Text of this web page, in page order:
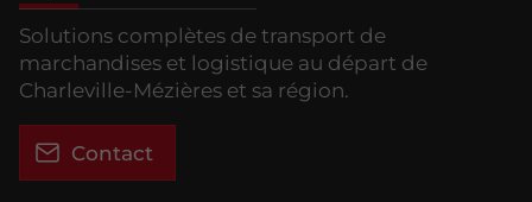
Solutions complètes de transport de
marchandises et logistique au départ de
Charleville-Mézières et sa région.
Contact